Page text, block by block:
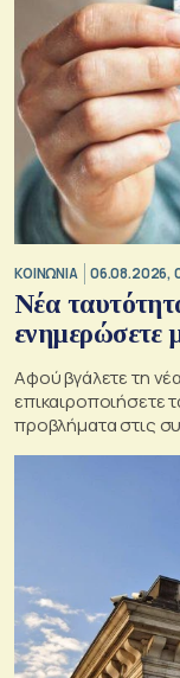
ΚΟΙΝΩΝΙΑ 06.08.2026,
Νέα
ενημερώσετε
Αφού βγάλετε τη
επικαιροποιήσετε
προβλήματα στις